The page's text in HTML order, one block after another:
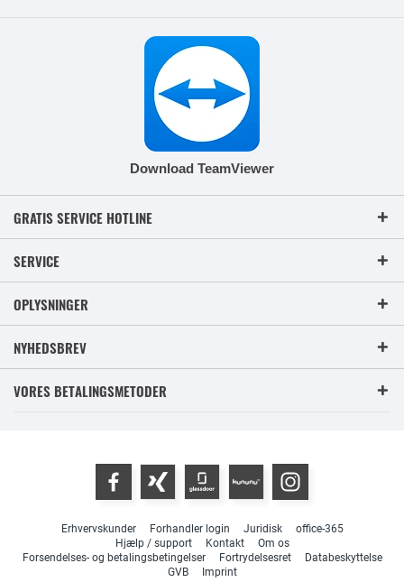
Download TeamViewer
GRATIS SERVICE HOTLINE
SERVICE
OPLYSNINGER
NYHEDSBREV
VORES BETALINGSMETODER
Erhvervskunder Forhandler login Juridisk
office-365
Hjælp / support
Kontakt
Om os
Forsendelses- og betalingsbetingelser
Fortrydelsesret
Databeskyttelse
GVB
Imprint